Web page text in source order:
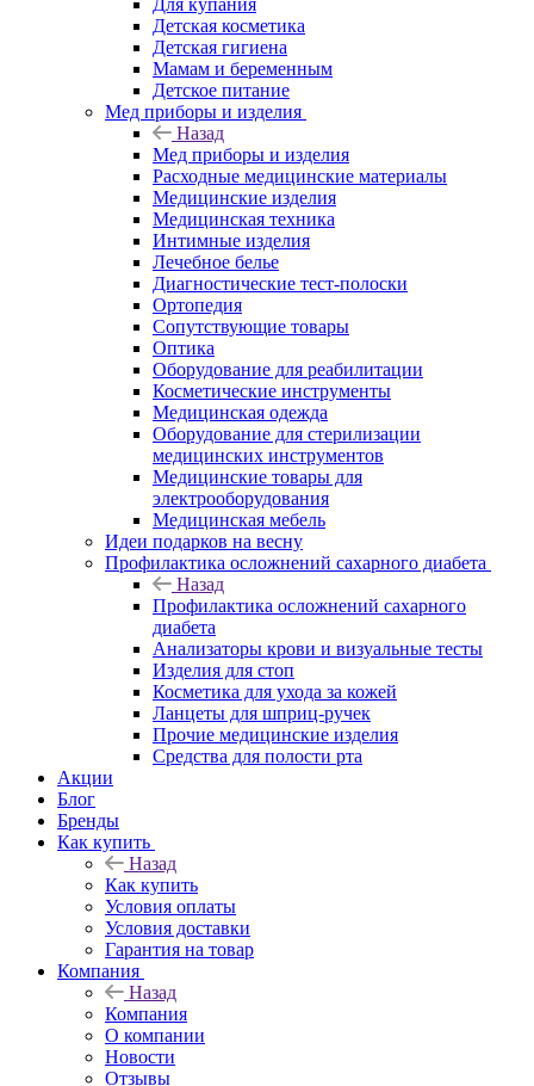
Для купания
Детская косметика
Детская гигиена
Мамам и беременным
Детское питание
Мед приборы и изделия
Назад
Мед приборы и изделия
Расходные медицинские материалы
Медицинские изделия
Медицинская техника
Интимные изделия
Лечебное белье
Диагностические тест-полоски
Ортопедия
Сопутствующие товары
Оптика
Оборудование для реабилитации
Косметические инструменты
Медицинская одежда
Оборудование для стерилизации
медицинских инструментов
Медицинские товары для
электрооборудования
Медицинская мебель
Идеи подарков на весну
Профилактика осложнений сахарного диабета
Назад
Профилактика осложнений сахарного
диабета
Анализаторы крови и визуальные тесты
Изделия для стоп
Косметика для ухода за кожей
Ланцеты для шприц-ручек
Прочие медицинские изделия
Средства для полости рта
Акции
Блог
Бренды
Как купить
Назад
Как купить
Условия оплаты
Условия доставки
Гарантия на товар
Компания
Назад
Компания
О компании
Новости
Отзывы